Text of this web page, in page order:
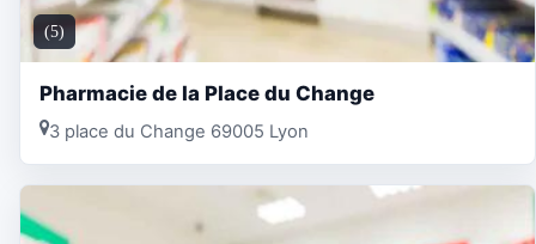
(5)
Pharmacie de la Place du Change
3 place du Change 69005 Lyon